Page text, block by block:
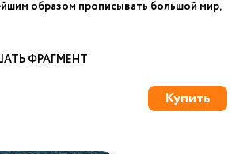
образом прописывать большой мир,
ФРАГМЕНТ
Купить